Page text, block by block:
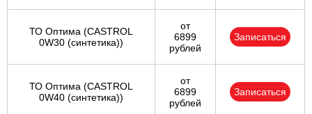
ТО Оптима (CASTROL
0W30 (синтетика))
от
6899
рублей
Записаться
ТО Оптима (CASTROL
0W40 (синтетика))
от
6899
рублей
Записаться